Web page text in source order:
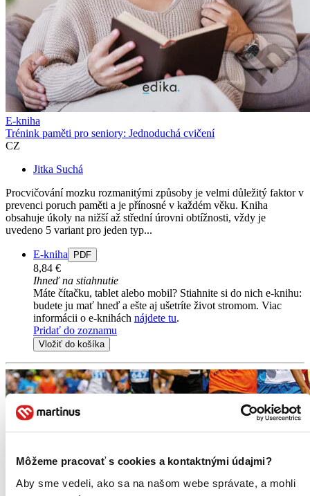
Môžeme pracovať s cookies a kontaktnými údajmi?
Aby sme vedeli, ako sa na našom webe správate, a mohli
E-kniha
Trénink paměti pro seniory: Jednoduchá cvičení
CZ
Jitka Suchá
Procvičování mozku rozmanitými způsoby je velmi důležitý faktor v
prevenci poruch paměti a je přínosné v každém věku. Kniha
obsahuje úkoly na nižší až střední úrovni obtížnosti, vždy je
uvedeno 5 variant pro jeden typ...
E-kniha PDF
8,84 €
Ihneď na stiahnutie
Máte čítačku, tablet alebo mobil? Stiahnite si do nich e-knihu:
budete ju mať hneď a ešte aj ušetríte život stromom. Viac
informácii o e-knihách nájdete tu.
Pridať do zoznamu
Vložiť do košíka